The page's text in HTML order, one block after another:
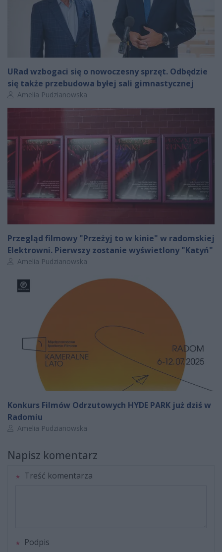
URad wzbogaci się o nowoczesny sprzęt. Odbędzie
się także przebudowa byłej sali gimnastycznej
Autor artykułu:
Amelia Pudzianowska
Przegląd filmowy "Przeżyj to w kinie" w radomskiej
Elektrowni. Pierwszy zostanie wyświetlony "Katyń"
Autor artykułu:
Amelia Pudzianowska
Konkurs Filmów Odrzutowych HYDE PARK już dziś w
Radomiu
Autor artykułu:
Amelia Pudzianowska
Napisz komentarz
Treść komentarza
Podpis